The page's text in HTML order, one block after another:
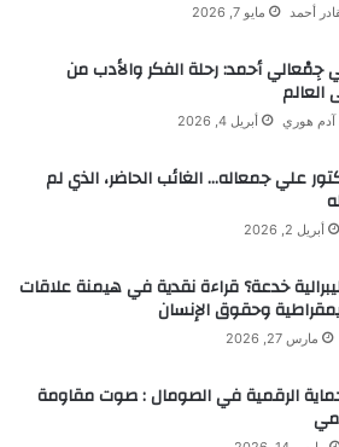
أحمد مايو 7, 2026
جِمْعالي أحمد: رحلة الفكر والأدب من
هوري أبريل 4, 2026
علي جمعاله… الغائب الحاضر، الذي لم
أبريل 2, 2026
خدعة؟ قراءة نقدية في هيمنة علاقات
وحقوق الإنسان
مارس 27, 2026
الرقمية في الصومال : صوت مقاومة